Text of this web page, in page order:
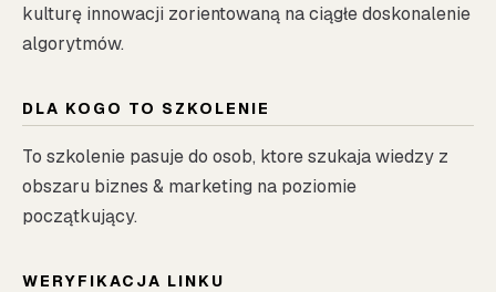
kulturę innowacji zorientowaną na ciągłe doskonalenie
algorytmów.
DLA KOGO TO SZKOLENIE
To szkolenie pasuje do osob, ktore szukaja wiedzy z
obszaru biznes & marketing na poziomie
początkujący.
WERYFIKACJA LINKU